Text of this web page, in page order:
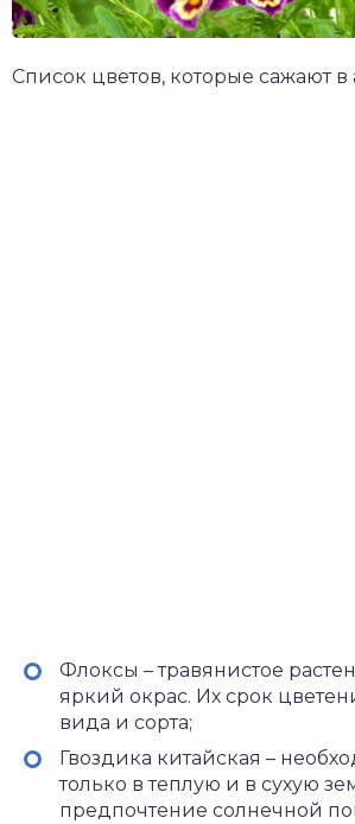
Список цветов, которые сажают в
Флоксы – травянистое
яркий окрас. Их срок
вида и сорта;
Гвоздика китайская –
только в теплую и в сухую
предпочтение солнечной